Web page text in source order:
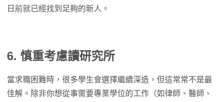
日前就已經找到足夠的新人。
6. 慎重考慮讀研究所
當求職困難時，很多學生會選擇繼續深造，但這常常不是最
佳解。除非你想從事需要專業學位的工作（如律師、醫師、